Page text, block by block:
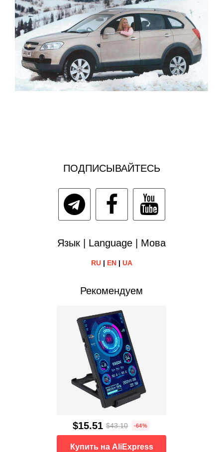
ПОДПИСЫВАЙТЕСЬ
Язык | Language | Мова
RU| EN| UA
Рекомендуем
$15.51 $43.10 -64%
Купить на AliExpress